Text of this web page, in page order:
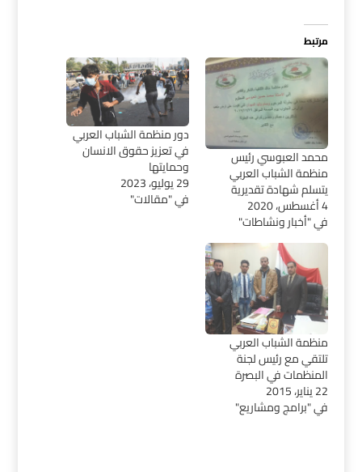
مرتبط
محمد العبوسي رئيس
منظمة الشباب العربي
يتسلم شهادة تقديرية
4 أغسطس، 2020
في "أخبار ونشاطات"
دور منظمة الشباب العربي
في تعزيز حقوق الانسان
وحمايتها
29 يوليو، 2023
في "مقالات"
منظمة الشباب العربي
تلتقي مع رئيس لجنة
المنظمات في البصرة
22 يناير، 2015
في "برامج ومشاريع"